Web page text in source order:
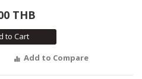
THB
to Cart
Add to Compare